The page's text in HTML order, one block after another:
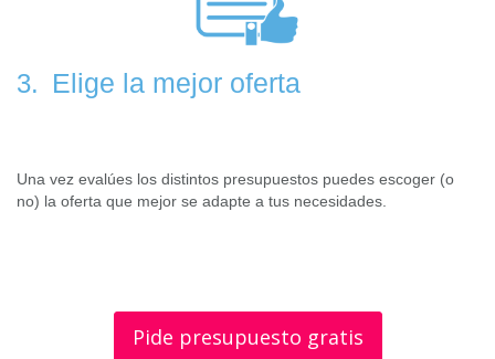
3. Elige la mejor oferta
Una vez evalúes los distintos presupuestos puedes escoger (o
no) la oferta que mejor se adapte a tus necesidades.
Pide presupuesto gratis